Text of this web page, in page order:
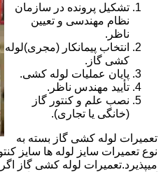
تشکیل پرونده در سازمان
نظام مهندسی و تعیین
ناظر.
انتخاب پیمانکار (مجری)لوله
کشی گاز.
پایان عملیات لوله کشی.
تأیید مهندس ناظر.
نصب علم و کنتور گاز
(خانگی یا تجاری).
تعمیرات لوله کشی گاز بسته به
نوع تعمیرات سایز لوله ها سایز
میپذیرد.تعمیرات لوله کشی گاز